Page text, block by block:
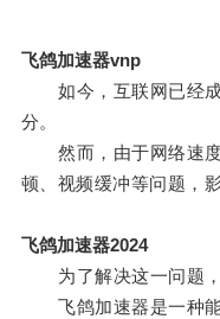
飞鸽加速器vnp
如今，互联网已经成
分。
然而，由于网络速度
顿、视频缓冲等问题，
飞鸽加速器2024
为了解决这一问题，
飞鸽加速器是一种能